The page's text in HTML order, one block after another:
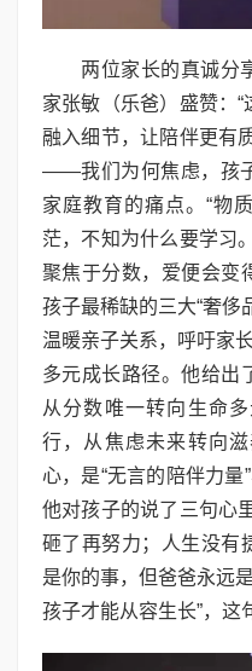
两位家长的真诚分
家张敏（乐爸）盛赞：
融入细节，让陪伴更有
——我们为何焦虑，孩
家庭教育的痛点。“物
茫，不知为什么要学习
聚焦于分数，爱便会变
孩子最稀缺的三大“奢侈
温暖亲子关系，呼吁家
多元成长路径。他给出
从分数唯一转向生命
行，从焦虑未来转向
心，是“无言的陪伴力量
他对孩子的说了三句心
砸了再努力；人生没有
是你的事，但爸爸永远
孩子才能从容生长”，这